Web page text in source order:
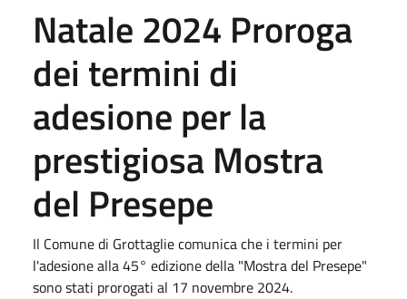
Natale 2024 Proroga
dei termini di
adesione per la
prestigiosa Mostra
del Presepe
Il Comune di Grottaglie comunica che i termini per
l'adesione alla 45° edizione della "Mostra del Presepe"
sono stati prorogati al 17 novembre 2024.